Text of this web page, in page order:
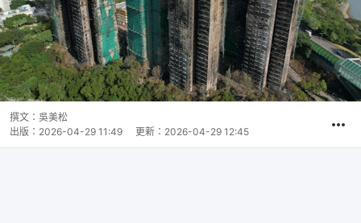
撰文： 吳美松
出版： 2026-04-29 11:49 更新： 2026-04-29 12:45